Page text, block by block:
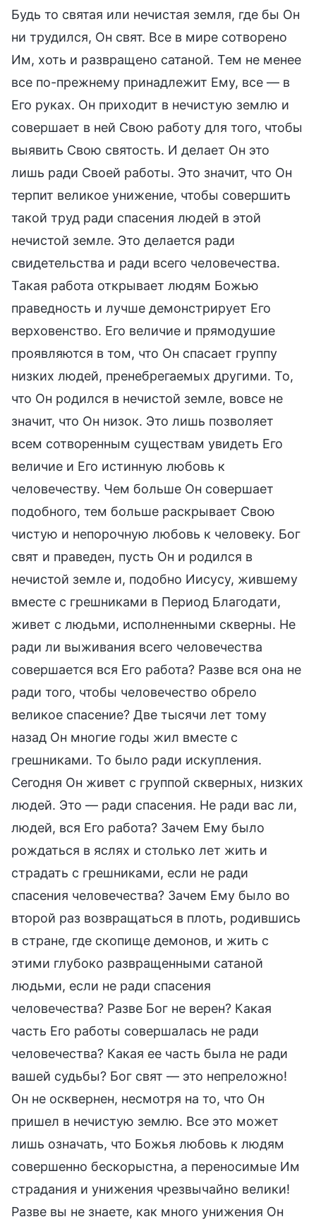
Будь то святая или нечистая земля, где бы Он
ни трудился, Он свят. Все в мире сотворено
Им, хоть и развращено сатаной. Тем не менее
все по-прежнему принадлежит Ему, все — в
Его руках. Он приходит в нечистую землю и
совершает в ней Свою работу для того, чтобы
выявить Свою святость. И делает Он это
лишь ради Своей работы. Это значит, что Он
терпит великое унижение, чтобы совершить
такой труд ради спасения людей в этой
нечистой земле. Это делается ради
свидетельства и ради всего человечества.
Такая работа открывает людям Божью
праведность и лучше демонстрирует Его
верховенство. Его величие и прямодушие
проявляются в том, что Он спасает группу
низких людей, пренебрегаемых другими. То,
что Он родился в нечистой земле, вовсе не
значит, что Он низок. Это лишь позволяет
всем сотворенным существам увидеть Его
величие и Его истинную любовь к
человечеству. Чем больше Он совершает
подобного, тем больше раскрывает Свою
чистую и непорочную любовь к человеку. Бог
свят и праведен, пусть Он и родился в
нечистой земле и, подобно Иисусу, жившему
вместе с грешниками в Период Благодати,
живет с людьми, исполненными скверны. Не
ради ли выживания всего человечества
совершается вся Его работа? Разве вся она не
ради того, чтобы человечество обрело
великое спасение? Две тысячи лет тому
назад Он многие годы жил вместе с
грешниками. То было ради искупления.
Сегодня Он живет с группой скверных, низких
людей. Это — ради спасения. Не ради вас ли,
людей, вся Его работа? Зачем Ему было
рождаться в яслях и столько лет жить и
страдать с грешниками, если не ради
спасения человечества? Зачем Ему было во
второй раз возвращаться в плоть, родившись
в стране, где скопище демонов, и жить с
этими глубоко развращенными сатаной
людьми, если не ради спасения
человечества? Разве Бог не верен? Какая
часть Его работы совершалась не ради
человечества? Какая ее часть была не ради
вашей судьбы? Бог свят — это непреложно!
Он не осквернен, несмотря на то, что Он
пришел в нечистую землю. Все это может
лишь означать, что Божья любовь к людям
совершенно бескорыстна, а переносимые Им
страдания и унижения чрезвычайно велики!
Разве вы не знаете, как много унижения Он